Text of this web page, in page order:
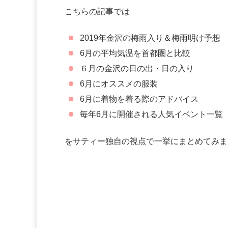
こちらの記事では
2019年金沢の梅雨入り＆梅雨明け予想
6月の平均気温を首都圏と比較
６月の金沢の日の出・日の入り
6月にオススメの服装
6月に着物を着る際のアドバイス
毎年6月に開催される人気イベント一覧
をサティー独自の視点で一挙にまとめてみま